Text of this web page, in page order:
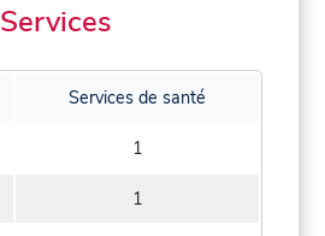
Services
Services de santé
1
1